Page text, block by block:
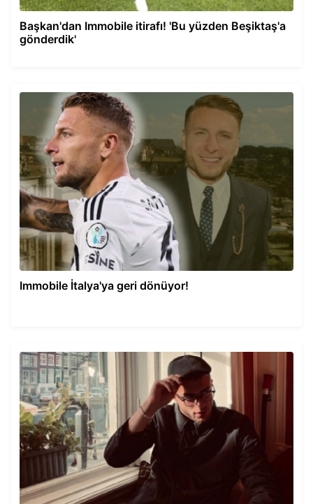
Başkan'dan Immobile itirafı! 'Bu yüzden Beşiktaş'a
gönderdik'
Immobile İtalya'ya geri dönüyor!